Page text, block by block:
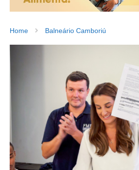
Home Balneário Camboriú